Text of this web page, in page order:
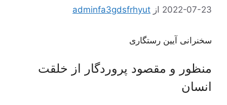
2022-07-23 از adminfa3gdsfrhyut
سخنرانی آیین رستگاری
منظور و مقصود پروردگار از خلقت
انسان